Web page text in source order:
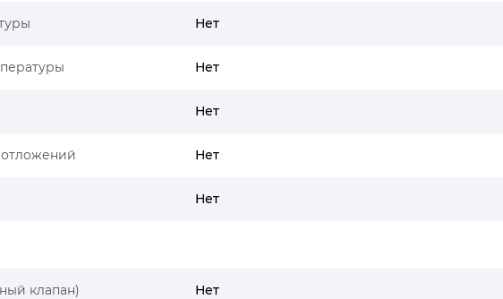
Нет
Нет
Нет
отложений Нет
Нет
клапан) Нет